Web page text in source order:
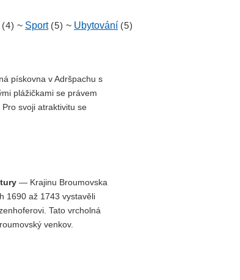
(4) ~ Sport (5) ~ Ubytování (5)
pískovna v Adršpachu s
plážičkami se právem
svoji atraktivitu se
— Krajinu Broumovska
1690 až 1743 vystavěli
Tato vrcholná
venkov.